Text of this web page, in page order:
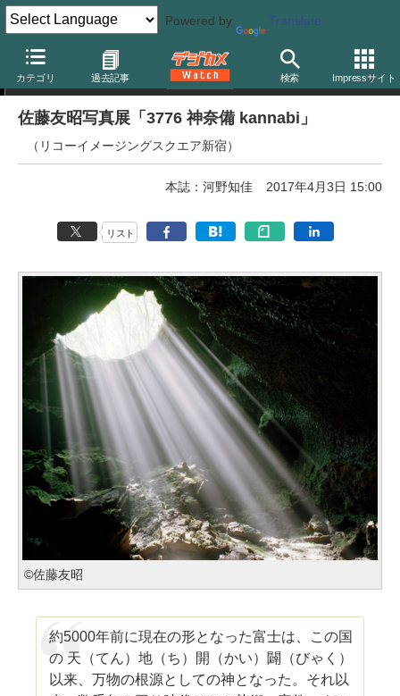
Powered by Translate
カテゴリ 過去記事 検索 Impressサイト
写真展告知
佐藤友昭写真展「3776 神奈備 kannabi」
（リコーイメージングスクエア新宿）
本誌：河野知佳 2017年4月3日 15:00
リスト
©佐藤友昭
約5000年前に現在の形となった富士は、この国
の 天（てん）地（ち）開（かい）闢（びゃく）
以来、万物の根源としての神となった。それ以